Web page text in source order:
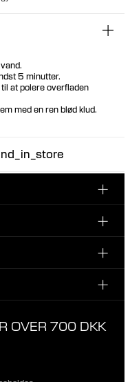
5 minutter.
at polere overfladen
med en ren blød klud.
første til at blive
OVER 700 DKK